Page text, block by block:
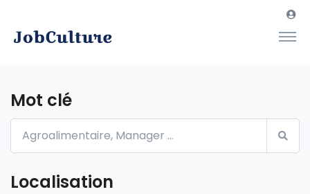
Mot clé
Localisation